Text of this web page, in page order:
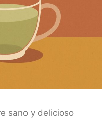
sano y delicioso